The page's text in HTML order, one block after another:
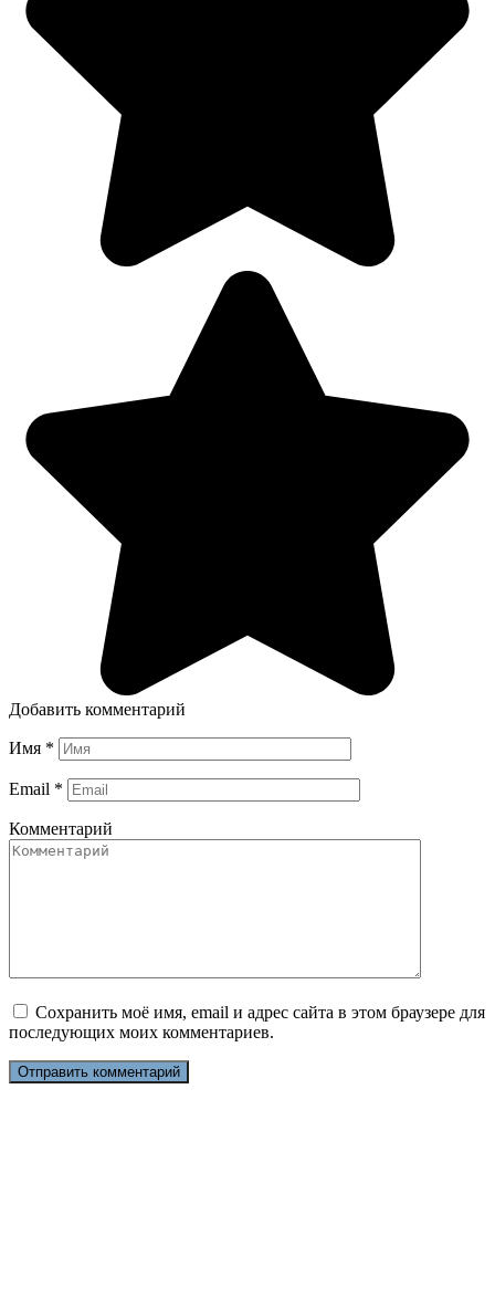
Добавить комментарий
Имя *
Email *
Комментарий
Сохранить моё имя, email и адрес сайта в этом браузере для
последующих моих комментариев.